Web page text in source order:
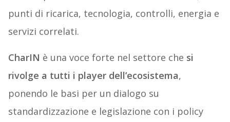
punti di ricarica, tecnologia, controlli, energia e
servizi correlati.
CharIN è una voce forte nel settore che si
rivolge a tutti i player dell’ecosistema,
ponendo le basi per un dialogo su
standardizzazione e legislazione con i policy